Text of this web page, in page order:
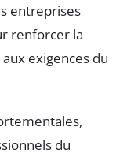
entreprises
renforcer la
exigences du
du